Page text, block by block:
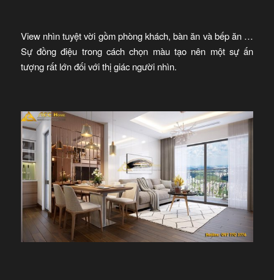
View nhìn tuyệt vời gồm phòng khách, bàn ăn và bếp ăn …
Sự đồng điệu trong cách chọn màu tạo nên một sự ấn
tượng rất lớn đối với thị giác người nhìn.